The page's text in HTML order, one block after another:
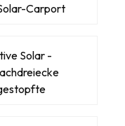
Carport
Solar -